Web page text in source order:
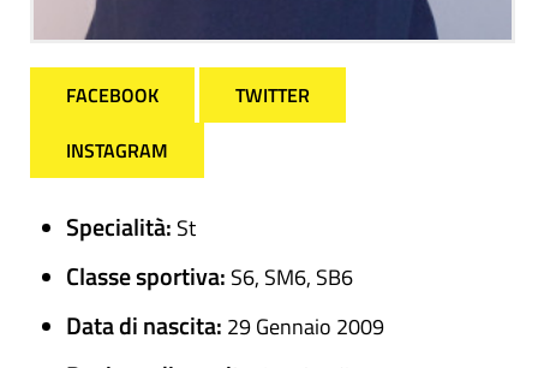
FACEBOOK
TWITTER
INSTAGRAM
Specialità: St
Classe sportiva: S6, SM6, SB6
Data di nascita: 29 Gennaio 2009